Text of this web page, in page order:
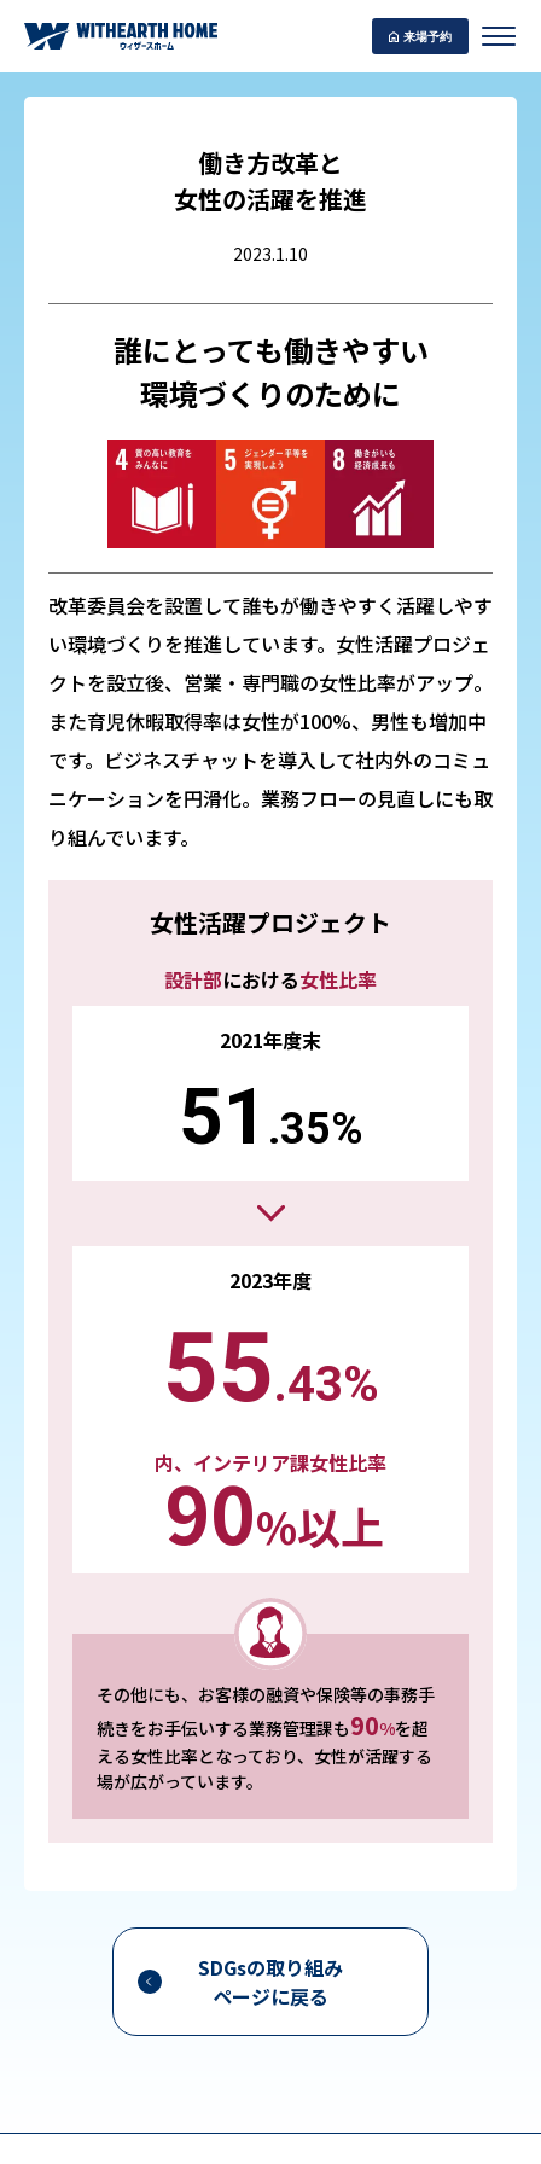
来場予約
WITHEARTH HOME の BEST PLAN
働き方改革と
女性の活躍を推進
2023.1.10
誰にとっても働きやすい
環境づくりのために
改革委員会を設置して誰もが働きやすく活躍しやす
い環境づくりを推進しています。女性活躍プロジェ
クトを設立後、営業・専門職の女性比率がアップ。
また育児休暇取得率は女性が100%、男性も増加中
です。ビジネスチャットを導入して社内外のコミュ
ニケーションを円滑化。業務フローの見直しにも取
り組んでいます。
女性活躍プロジェクト
設計部における女性比率
2021年度末
51 .35%
2023年度
55.43%
内、インテリア課女性比率
90%以上
その他にも、お客様の融資や保険等の事務手
続きをお手伝いする業務管理課も90%を超
える女性比率となっており、女性が活躍する
場が広がっています。
SDGsの取り組み
ページに戻る